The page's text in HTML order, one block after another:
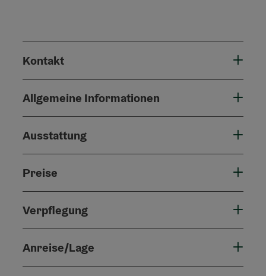
Kontakt
Allgemeine Informationen
Ausstattung
Preise
Verpflegung
Anreise/Lage